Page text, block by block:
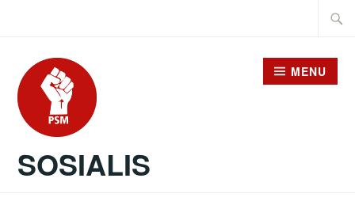
content
SOSIALIS
MENU